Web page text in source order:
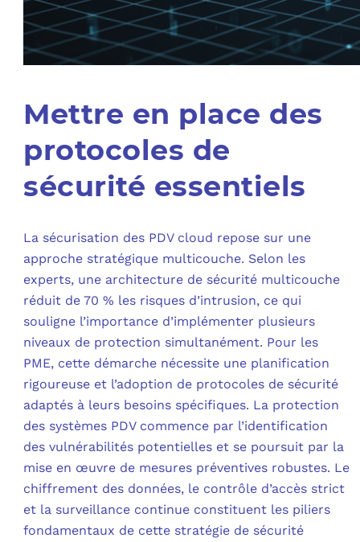
Mettre en place des
protocoles de
sécurité essentiels
La sécurisation des PDV cloud repose sur une
approche stratégique multicouche. Selon les
experts, une architecture de sécurité multicouche
réduit de 70 % les risques d’intrusion, ce qui
souligne l’importance d’implémenter plusieurs
niveaux de protection simultanément. Pour les
PME, cette démarche nécessite une planification
rigoureuse et l’adoption de protocoles de sécurité
adaptés à leurs besoins spécifiques. La protection
des systèmes PDV commence par l’identification
des vulnérabilités potentielles et se poursuit par la
mise en œuvre de mesures préventives robustes. Le
chiffrement des données, le contrôle d’accès strict
et la surveillance continue constituent les piliers
fondamentaux de cette stratégie de sécurité